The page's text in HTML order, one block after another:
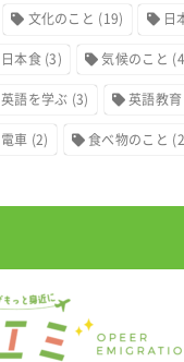
文化のこと (19) 日
日本食(3) 気候のこと
英語を学ぶ (3) 英語教育
電車 (2) 食べ物のこと